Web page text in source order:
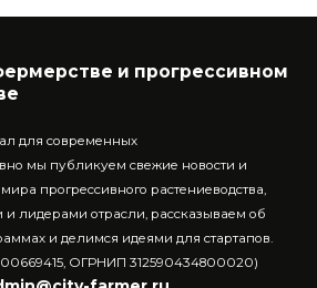
и прогрессивном
для современных
мы публикуем свежие новости и
прогрессивного растениеводства,
лидерами отрасли, рассказываем об
и делимся идеями для стартапов.
ОГРНИП 312590434800020)